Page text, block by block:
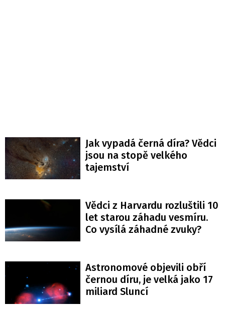
Jak vypadá černá díra? Vědci
jsou na stopě velkého
tajemství
Vědci z Harvardu rozluštili 10
let starou záhadu vesmíru.
Co vysílá záhadné zvuky?
Astronomové objevili obří
černou díru, je velká jako 17
miliard Sluncí